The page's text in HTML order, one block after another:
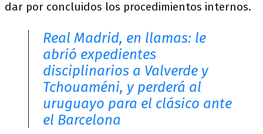
dar por concluidos los procedimientos internos.
Real Madrid, en llamas: le
abrió expedientes
disciplinarios a Valverde y
Tchouaméni, y perderá al
uruguayo para el clásico ante
el Barcelona